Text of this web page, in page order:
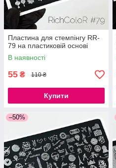
Пластина для стемпінгу RR-
79 на пластиковій основі
В наявності
55 ₴ 110 ₴
Купити
–50%